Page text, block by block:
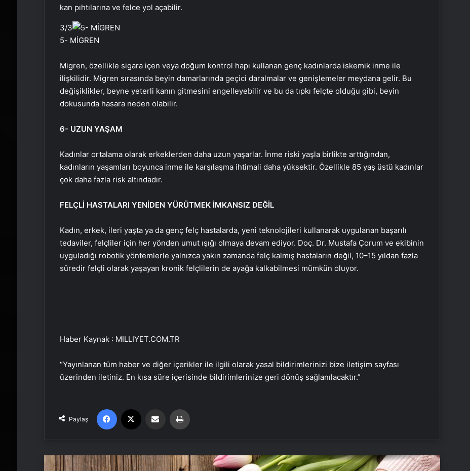
kan pıhtılarına ve felce yol açabilir.
3/3
5- MİGREN
Migren, özellikle sigara içen veya doğum kontrol hapı kullanan genç kadınlarda iskemik inme ile
ilişkilidir. Migren sırasında beyin damarlarında geçici daralmalar ve genişlemeler meydana gelir. Bu
değişiklikler, beyne yeterli kanın gitmesini engelleyebilir ve bu da tıpkı felçte olduğu gibi, beyin
dokusunda hasara neden olabilir.
6- UZUN YAŞAM
Kadınlar ortalama olarak erkeklerden daha uzun yaşarlar. İnme riski yaşla birlikte arttığından,
kadınların yaşamları boyunca inme ile karşılaşma ihtimali daha yüksektir. Özellikle 85 yaş üstü kadınlar
çok daha fazla risk altındadır.
FELÇLİ HASTALARI YENİDEN YÜRÜTMEK İMKANSIZ DEĞİL
Kadın, erkek, ileri yaşta ya da genç felç hastalarda, yeni teknolojileri kullanarak uygulanan başarılı
tedaviler, felçliler için her yönden umut ışığı olmaya devam ediyor. Doç. Dr. Mustafa Çorum ve ekibinin
uyguladığı robotik yöntemlerle yalnızca yakın zamanda felç kalmış hastaların değil, 10–15 yıldan fazla
süredir felçli olarak yaşayan kronik felçlilerin de ayağa kalkabilmesi mümkün oluyor.
Haber Kaynak : MILLIYET.COM.TR
“Yayınlanan tüm haber ve diğer içerikler ile ilgili olarak yasal bildirimlerinizi bize iletişim sayfası
üzerinden iletiniz. En kısa süre içerisinde bildirimlerinize geri dönüş sağlanılacaktır.”
Paylaş
Facebook Email'den paylaş
104 yaşındaki hasta, kapalı kalp
ameliyatıyla sağlığına kavuştu
besin
hasta 56 gün boyunca uyudu!
“Adeta donmuş gibiydi”